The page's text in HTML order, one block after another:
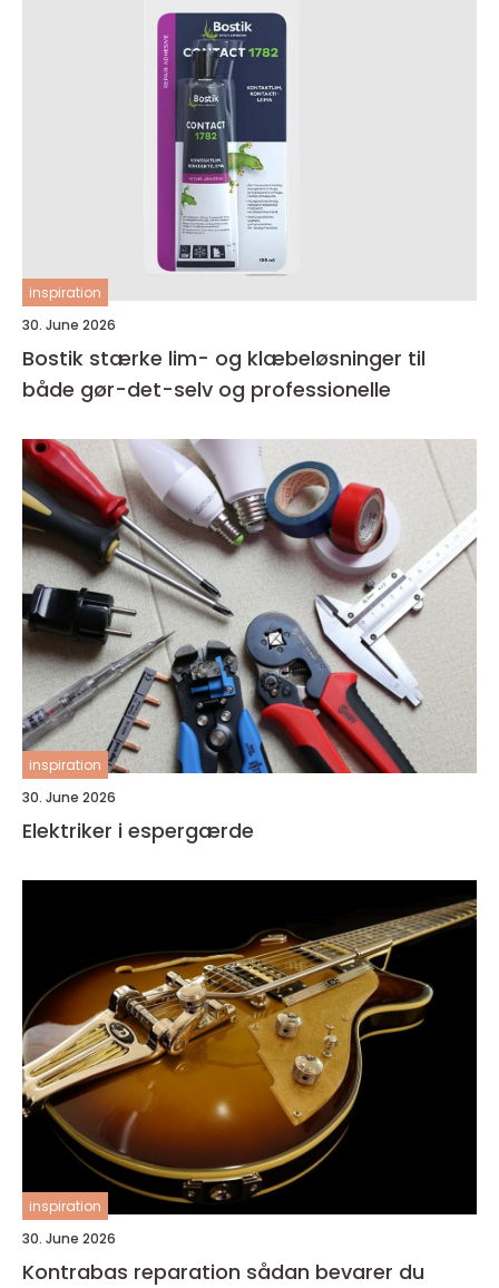
inspiration
30. June 2026
Bostik stærke lim- og klæbeløsninger til
både gør-det-selv og professionelle
inspiration
30. June 2026
Elektriker i espergærde
inspiration
30. June 2026
Kontrabas reparation sådan bevarer du